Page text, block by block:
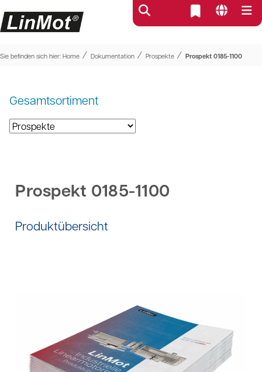
Sie befinden sich hier: Home ⁄ Dokumentation ⁄ Prospekte ⁄ Prospekt 0185-1100
Gesamtsortiment
Prospekt 0185-1100
Produktübersicht